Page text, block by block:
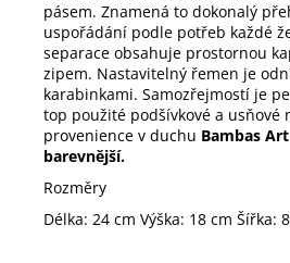
pásem. Znamená to dokonalý
uspořádání podle potřeb každé
separace obsahuje prostornou
zipem. Nastavitelný řemen je
karabinkami. Samozřejmostí je
top použité podšívkové a usňové
provenience v duchu Bambas
barevnější.
Rozměry
Délka: 24 cm Výška: 18 cm Šířka: